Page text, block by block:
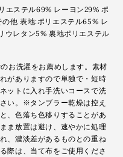
ステル69% レーヨン29% ポ
他 表地:ポリエステル65% レ
ウレタン5% 裏地ポリエステル
お洗濯をお薦めします。素材
がありますので単独で・短時
ットに入れ手洗いコースで洗
い。※タンブラー乾燥は控え
、色落ち色移りすることがあ
ま放置は避け、速やかに処理
、濃淡差があるものとの重ね
際は、当て布をご使用くださ